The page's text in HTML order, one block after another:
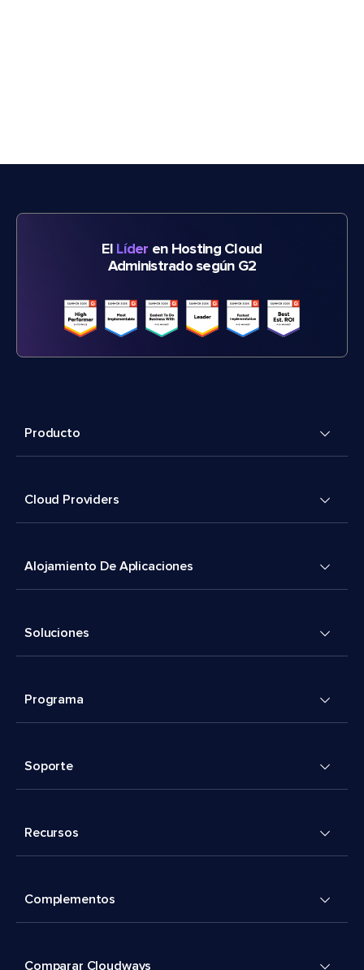
El Líder en Hosting Cloud
Administrado según G2
Producto
Cloud Providers
Alojamiento De Aplicaciones
Soluciones
Programa
Soporte
Recursos
Complementos
Comparar Cloudways